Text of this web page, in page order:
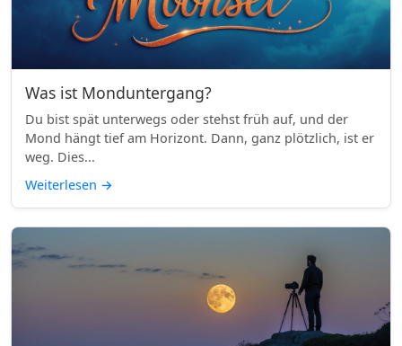
Was ist Monduntergang?
Du bist spät unterwegs oder stehst früh auf, und der
Mond hängt tief am Horizont. Dann, ganz plötzlich, ist er
weg. Dies...
Weiterlesen →